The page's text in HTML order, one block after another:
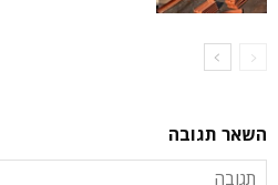
השאר תגובה